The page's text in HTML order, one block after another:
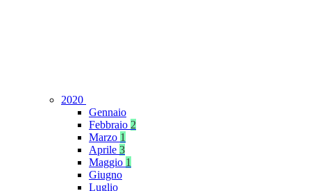
2020
Gennaio
Febbraio 2
Marzo 1
Aprile 3
Maggio 1
Giugno
Luglio